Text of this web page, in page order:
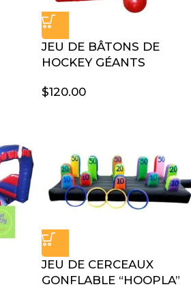
JEU DE BÂTONS DE
HOCKEY GÉANTS
$120.00
JEU DE CERCEAUX
GONFLABLE “HOOPLA”